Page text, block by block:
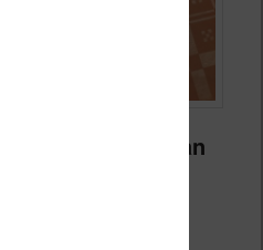
il s’agit d’un écran
noir et